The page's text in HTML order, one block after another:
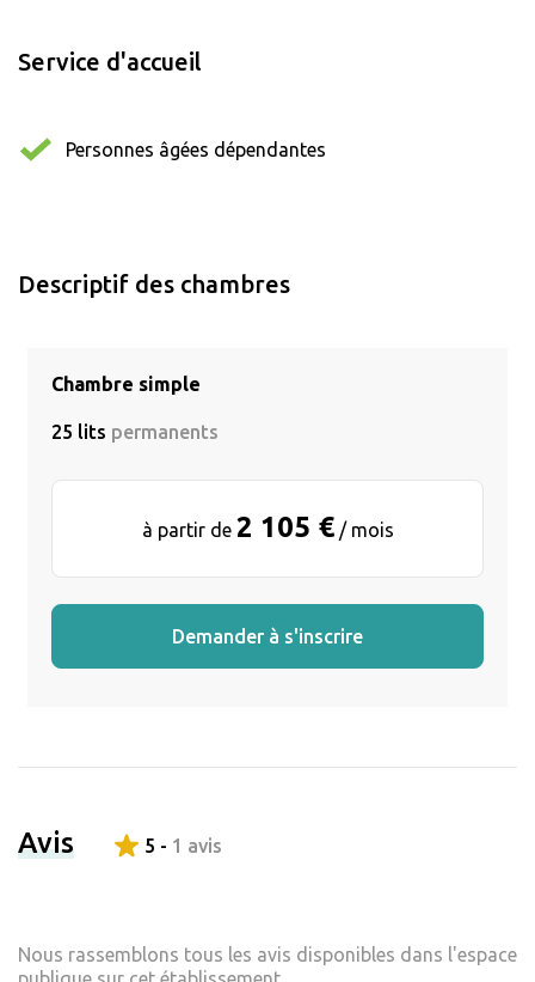
Service d'accueil
Personnes âgées dépendantes
Descriptif des chambres
Chambre simple
25 lits permanents
à partir de 2 105 €/ mois
Demander à s'inscrire
Avis 5 - 1 avis
Nous rassemblons tous les avis disponibles dans l'espace